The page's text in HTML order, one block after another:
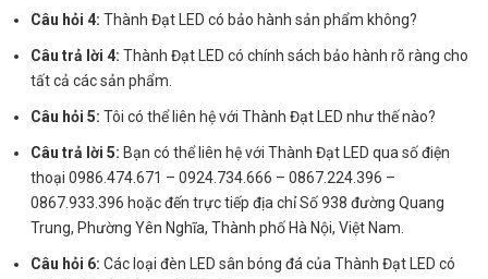
Câu hỏi 4: Thành Đạt LED có bảo hành sản phẩm không?
Câu trả lời 4: Thành Đạt LED có chính sách bảo hành rõ ràng cho
tất cả các sản phẩm.
Câu hỏi 5: Tôi có thể liên hệ với Thành Đạt LED như thế nào?
Câu trả lời 5: Bạn có thể liên hệ với Thành Đạt LED qua số điện
thoại 0986.474.671 – 0924.734.666 – 0867.224.396 –
0867.933.396 hoặc đến trực tiếp địa chỉ Số 938 đường Quang
Trung, Phường Yên Nghĩa, Thành phố Hà Nội, Việt Nam.
Câu hỏi 6: Các loại đèn LED sân bóng đá của Thành Đạt LED có